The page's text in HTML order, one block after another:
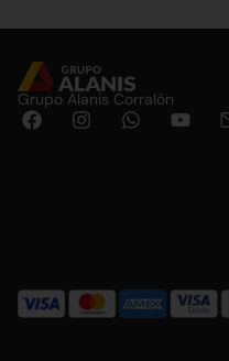
Grupo Alanis Corralón